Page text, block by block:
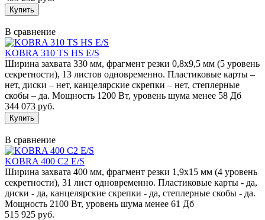
В сравнение
KOBRA 310 TS HS E/S
Ширина захвата 330 мм, фрагмент резки 0,8х9,5 мм (5 уровень
секретности), 13 листов одновременно. Пластиковые карты –
нет, диски – нет, канцелярские скрепки – нет, степлерные
скобы – да. Мощность 1200 Вт, уровень шума менее 58 Дб
344 073 руб.
В сравнение
KOBRA 400 С2 E/S
Ширина захвата 400 мм, фрагмент резки 1,9х15 мм (4 уровень
секретности), 31 лист одновременно. Пластиковые карты - да,
диски - да, канцелярские скрепки - да, степлерные скобы - да.
Мощность 2100 Вт, уровень шума менее 61 Дб
515 925 руб.